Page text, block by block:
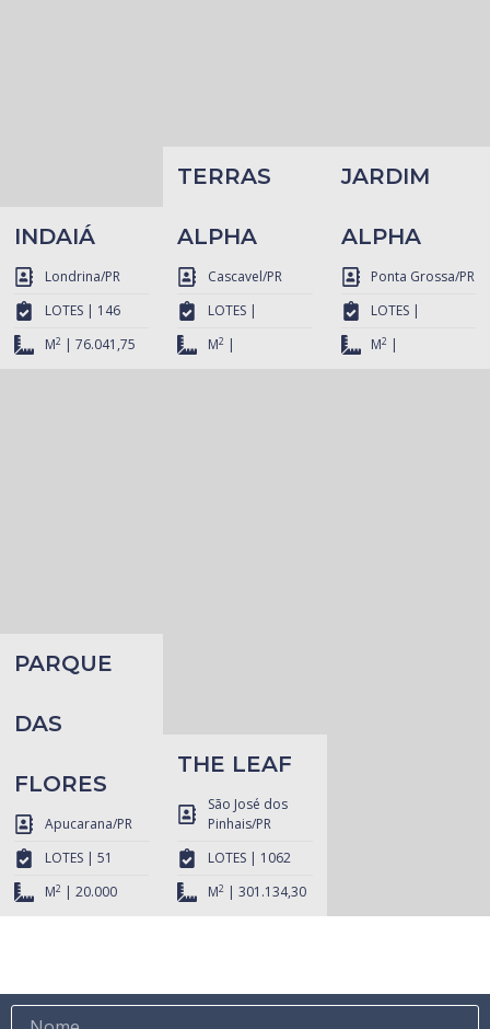
INDAIÁ
Londrina/PR
LOTES | 146
M2 | 76.041,75
TERRAS
ALPHA
Cascavel/PR
LOTES |
M2 |
JARDIM
ALPHA
Ponta Grossa/PR
LOTES |
M2 |
PARQUE
DAS
FLORES
Apucarana/PR
LOTES | 51
M2 | 20.000
THE LEAF
São José dos
Pinhais/PR
LOTES | 1062
M2 | 301.134,30